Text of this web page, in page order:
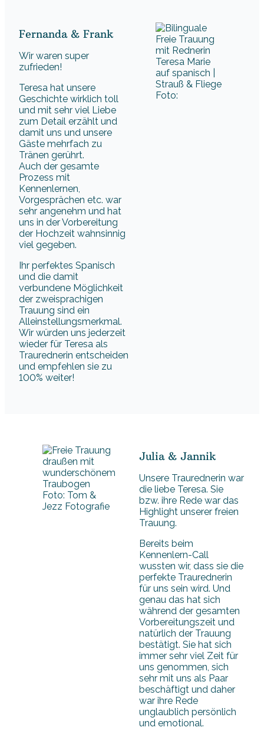
Foto:
Fernanda & Frank
Wir waren super
zufrieden!
Teresa hat unsere
Geschichte wirklich toll
und mit sehr viel Liebe
zum Detail erzählt und
damit uns und unsere
Gäste mehrfach zu
Tränen gerührt.
Auch der gesamte
Prozess mit
Kennenlernen,
Vorgesprächen etc. war
sehr angenehm und hat
uns in der Vorbereitung
der Hochzeit wahnsinnig
viel gegeben.
Ihr perfektes Spanisch
und die damit
verbundene Möglichkeit
der zweisprachigen
Trauung sind ein
Alleinstellungsmerkmal.
Wir würden uns jederzeit
wieder für Teresa als
Traurednerin entscheiden
und empfehlen sie zu
100% weiter!
Foto: Tom &
Jezz Fotografie
Julia & Jannik
Unsere Traurednerin war
die liebe Teresa. Sie
bzw. ihre Rede war das
Highlight unserer freien
Trauung.
Bereits beim
Kennenlern-Call
wussten wir, dass sie die
perfekte Traurednerin
für uns sein wird. Und
genau das hat sich
während der gesamten
Vorbereitungszeit und
natürlich der Trauung
bestätigt. Sie hat sich
immer sehr viel Zeit für
uns genommen, sich
sehr mit uns als Paar
beschäftigt und daher
war ihre Rede
unglaublich persönlich
und emotional.